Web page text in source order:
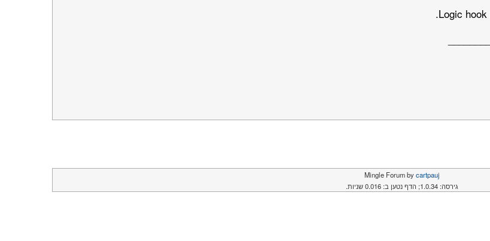
Mingle Forum bycartpauj
גירסה: 1.0.34; הדף נטען ב: 0.016 שניות.